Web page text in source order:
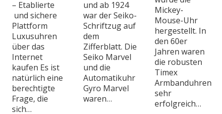
– Etablierte
und sichere
Plattform
Luxusuhren
über das
Internet
kaufen Es ist
natürlich eine
berechtigte
Frage, die
sich…
und ab 1924
war der Seiko-
Schriftzug auf
dem
Zifferblatt. Die
Seiko Marvel
und die
Automatikuhr
Gyro Marvel
waren…
Mickey-
Mouse-Uhr
hergestellt. In
den 60er
Jahren waren
die robusten
Timex
Armbanduhren
sehr
erfolgreich…